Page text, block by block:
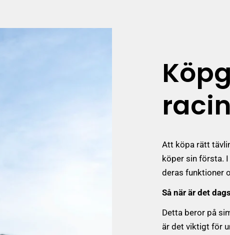
Att köpa rätt
köper sin första.
deras funktioner
Så när är det
Detta beror på
är det viktigt för